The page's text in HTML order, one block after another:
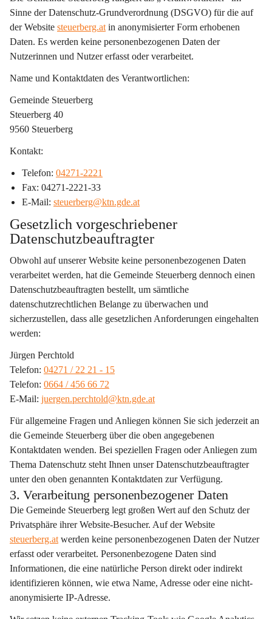
Sinne der Datenschutz-Grundverordnung (DSGVO) für die auf
der Website steuerberg.at in anonymisierter Form erhobenen
Daten. Es werden keine personenbezogenen Daten der
Nutzerinnen und Nutzer erfasst oder verarbeitet.
Name und Kontaktdaten des Verantwortlichen:
Gemeinde Steuerberg
Steuerberg 40
9560 Steuerberg
Kontakt:
Telefon: 04271-2221
Fax: 04271-2221-33
E-Mail: steuerberg@ktn.gde.at
Gesetzlich vorgeschriebener
Datenschutzbeauftragter
Obwohl auf unserer Website keine personenbezogenen Daten
verarbeitet werden, hat die Gemeinde Steuerberg dennoch einen
Datenschutzbeauftragten bestellt, um sämtliche
datenschutzrechtlichen Belange zu überwachen und
sicherzustellen, dass alle gesetzlichen Anforderungen eingehalten
werden:
Jürgen Perchtold
Telefon: 04271 / 22 21 - 15
Telefon: 0664 / 456 66 72
E-Mail: juergen.perchtold@ktn.gde.at
Für allgemeine Fragen und Anliegen können Sie sich jederzeit an
die Gemeinde Steuerberg über die oben angegebenen
Kontaktdaten wenden. Bei speziellen Fragen oder Anliegen zum
Thema Datenschutz steht Ihnen unser Datenschutzbeauftragter
unter den oben genannten Kontaktdaten zur Verfügung.
3. Verarbeitung personenbezogener Daten
Die Gemeinde Steuerberg legt großen Wert auf den Schutz der
Privatsphäre ihrer Website-Besucher. Auf der Website
steuerberg.at werden keine personenbezogenen Daten der Nutzer
erfasst oder verarbeitet. Personenbezogene Daten sind
Informationen, die eine natürliche Person direkt oder indirekt
identifizieren können, wie etwa Name, Adresse oder eine nicht-
anonymisierte IP-Adresse.